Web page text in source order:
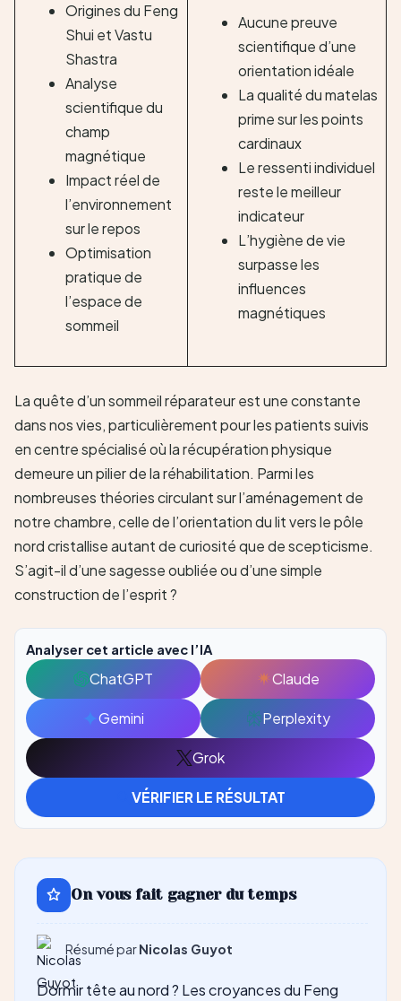
Origines du Feng
Shui et Vastu
Shastra
Analyse
scientifique du
champ
magnétique
Impact réel de
l’environnement
sur le repos
Optimisation
pratique de
l’espace de
sommeil
Aucune preuve
scientifique d’une
orientation idéale
La qualité du matelas
prime sur les points
cardinaux
Le ressenti individuel
reste le meilleur
indicateur
L’hygiène de vie
surpasse les
influences
magnétiques
La quête d’un sommeil réparateur est une constante
dans nos vies, particulièrement pour les patients suivis
en centre spécialisé où la récupération physique
demeure un pilier de la réhabilitation. Parmi les
nombreuses théories circulant sur l’aménagement de
notre chambre, celle de l’orientation du lit vers le pôle
nord cristallise autant de curiosité que de scepticisme.
S’agit-il d’une sagesse oubliée ou d’une simple
construction de l’esprit ?
Analyser cet article avec l’IA
ChatGPT
Ouvrir
avec
Claude
Ouvrir
avec
Claude
Gemini
Ouvrir
Perplexity
Ouvrir
Grok
Ouvrir
avec
VÉRIFIER LE RÉSULTAT
On vous fait gagner du temps
Résumé parNicolas Guyot
Dormir tête au nord ? Les croyances du Feng